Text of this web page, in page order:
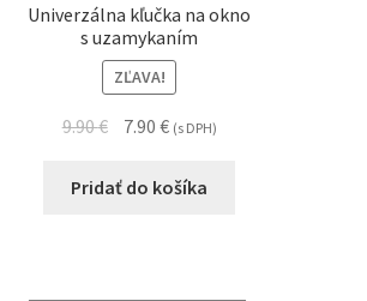
Univerzálna kľučka na okno
s uzamykaním
ZĽAVA!
9.90€ 7.90 € (s DPH)
Pridať do košíka